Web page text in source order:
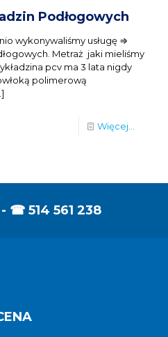
Podłogowych
wykonywaliśmy usługę ⇒
Metraż jaki mieliśmy
pcv ma 3 lata nigdy
polimerową
Więcej...
- ☎ 514 561 238